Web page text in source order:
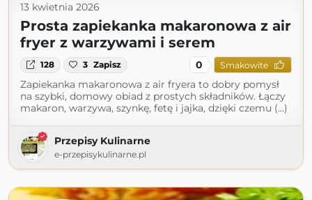
13 kwietnia 2026
Prosta zapiekanka makaronowa z air
fryer z warzywami i serem
128 3 Zapisz 0 Smakowite
Zapiekanka makaronowa z air fryera to dobry pomysł
na szybki, domowy obiad z prostych składników. Łączy
makaron, warzywa, szynkę, fetę i jajka, dzięki czemu (...)
Przepisy Kulinarne
e-przepisykulinarne.pl